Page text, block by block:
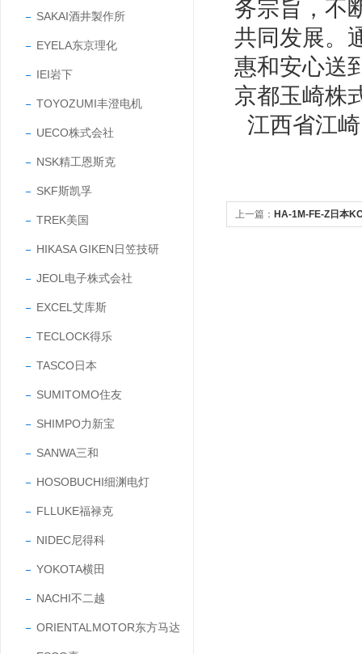
SAKAI酒井製作所
EYELA东京理化
IEI岩下
TOYOZUMI丰澄电机
UECO株式会社
NSK精工恩斯克
SKF斯凯孚
TREK美国
HIKASA GIKEN日笠技研
JEOL电子株式会社
EXCEL艾库斯
TECLOCK得乐
TASCO日本
SUMITOMO住友
SHIMPO力新宝
SANWA三和
HOSOBUCHI细渊电灯
FLLUKE福禄克
NIDEC尼得科
YOKOTA横田
NACHI不二越
ORIENTALMOTOR东方马达
务宗旨，不
共同发展。
惠和安心送
京都玉崎株
江西省江
上一篇： HA-1M-FE-Z日本